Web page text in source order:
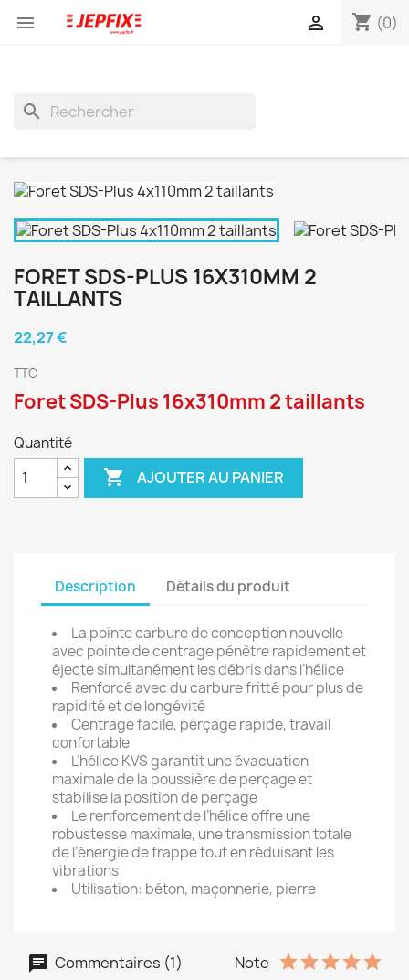
 shopping_cart (0)

search
FORET SDS-PLUS 16X310MM 2
TAILLANTS
22,27 €
TTC
Foret SDS-Plus 16x310mm 2 taillants
Quantité
 AJOUTER AU PANIER
Description Détails du produit
La pointe carbure de conception nouvelle
avec pointe de centrage pénètre rapidement et
éjecte simultanément les débris dans l’hélice
Renforcé avec du carbure fritté pour plus de
rapidité et de longévité
Centrage facile, perçage rapide, travail
confortable
L’hélice KVS garantit une évacuation
maximale de la poussière de perçage et
stabilise la position de perçage
Le renforcement de l’hélice offre une
robustesse maximale, une transmission totale
de l’énergie de frappe tout en réduisant les
vibrations
Utilisation: béton, maçonnerie, pierre
Commentaires (1) Note